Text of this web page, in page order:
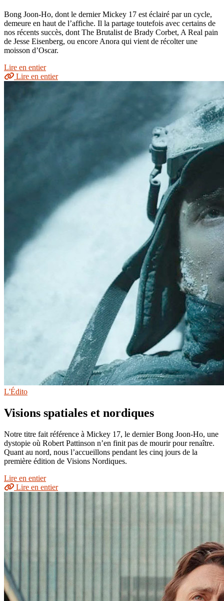
Bong Joon-Ho, dont le dernier Mickey 17 est éclairé par un cycle,
demeure en haut de l’affiche. Il la partage toutefois avec certains de
nos récents succès, dont The Brutalist de Brady Corbet, A Real pain
de Jesse Eisenberg, ou encore Anora qui vient de récolter une
moisson d’Oscar.
Lire en entier
Lire en entier
L'Édito
Visions spatiales et nordiques
Notre titre fait référence à Mickey 17, le dernier Bong Joon-Ho, une
dystopie où Robert Pattinson n’en finit pas de mourir pour renaître.
Quant au nord, nous l’accueillons pendant les cinq jours de la
première édition de Visions Nordiques.
Lire en entier
Lire en entier